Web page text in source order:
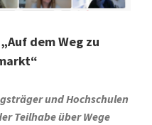
dem Weg zu
und Hochschulen
Teilhabe über Wege